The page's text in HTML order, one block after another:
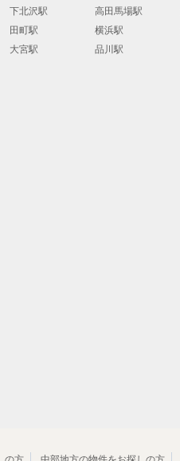
下北沢駅
高田馬場駅
田町駅
横浜駅
大宮駅
品川駅